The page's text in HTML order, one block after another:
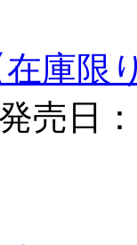
在庫限
売日